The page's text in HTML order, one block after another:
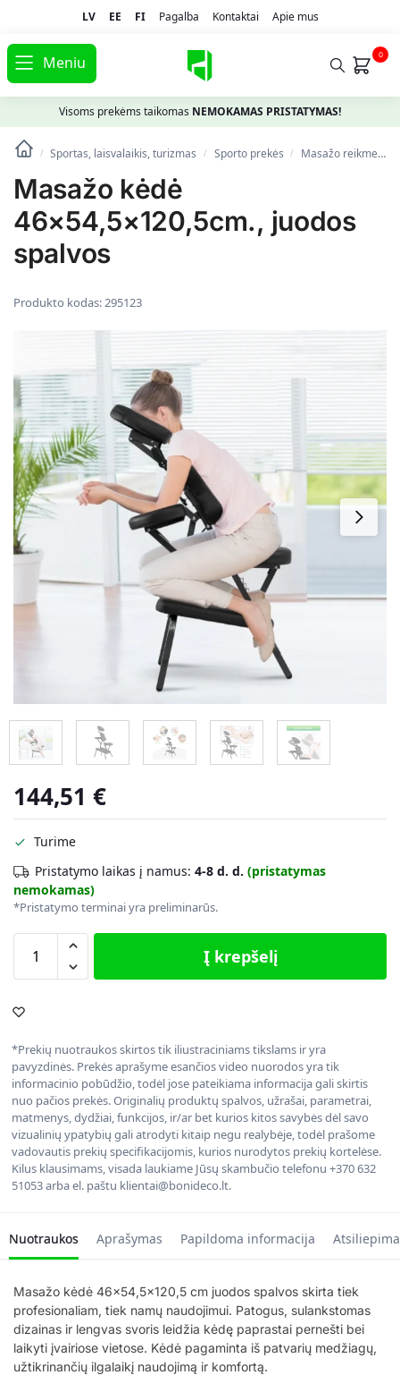
LV EE FI Pagalba Kontaktai Apie mus
Meniu 0
Visoms prekėms taikomas NEMOKAMAS PRISTATYMAS!
/ Sportas, laisvalaikis, turizmas / Spоrto prekės / Masažo reikmenys
Masažo kėdė
46×54,5×120,5cm., juodos
spalvos
Produkto kodas:295123
144,51 €
Turime
Pristatymo laikas į namus: 4-8 d. d. (pristatymas
nemokamas)
*Pristatymo terminai yra preliminarūs.
Į krepšelį
*Prekių nuotraukos skirtos tik iliustraciniams tikslams ir yra
pavyzdinės. Prekės aprašyme esančios video nuorodos yra tik
informacinio pobūdžio, todėl jose pateikiama informacija gali skirtis
nuo pačios prekės. Originalių produktų spalvos, užrašai, parametrai,
matmenys, dydžiai, funkcijos, ir/ar bet kurios kitos savybės dėl savo
vizualinių ypatybių gali atrodyti kitaip negu realybėje, todėl prašome
vadovautis prekių specifikacijomis, kurios nurodytos prekių kortelėse.
Kilus klausimams, visada laukiame Jūsų skambučio telefonu +370 632
51053 arba el. paštu klientai@bonideco.lt.
Nuotraukos Aprašymas Papildoma informacija
Masažo kėdė 46×54,5×120,5 cm juodos spalvos skirta tiek
profesionaliam, tiek namų naudojimui. Patogus, sulankstomas
dizainas ir lengvas svoris leidžia kėdę paprastai pernešti bei
laikyti įvairiose vietose. Kėdė pagaminta iš patvarių medžiagų,
užtikrinančių ilgalaikį naudojimą ir komfortą.